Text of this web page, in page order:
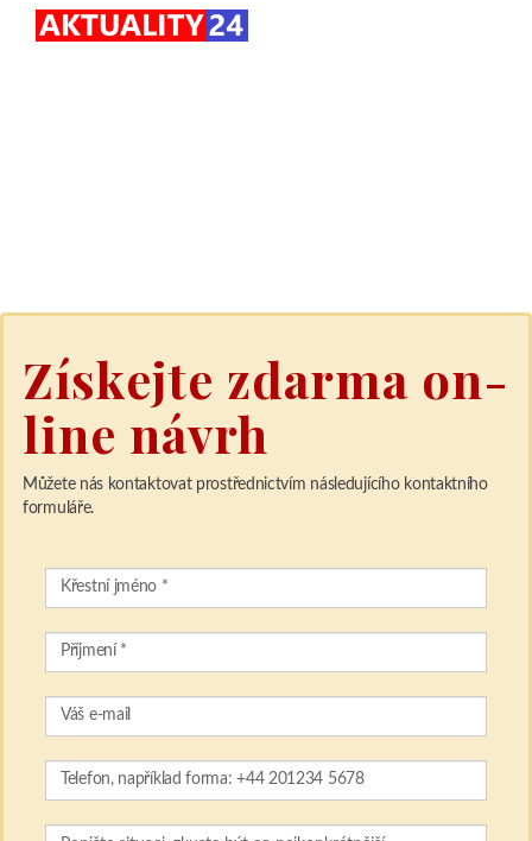
Získejte zdarma on-
line návrh
Můžete nás kontaktovat prostřednictvím následujícího kontaktního
formuláře.